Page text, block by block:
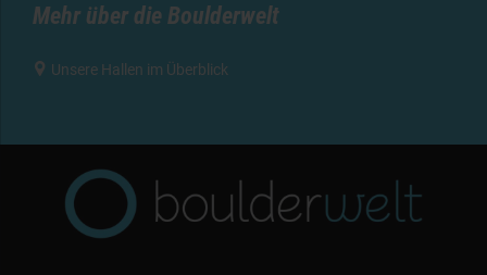
Mehr über die Boulderwelt
 Unsere Hallen im Überblick